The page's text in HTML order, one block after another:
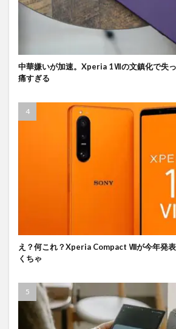
中華嫌いが加速。Xperia 1Ⅶの文鎮化で失
痛すぎる
え？何これ？Xperia Compact Ⅷが今年発
くちゃ